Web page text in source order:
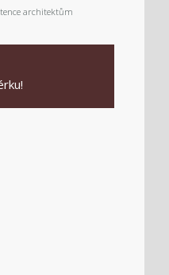
architektům